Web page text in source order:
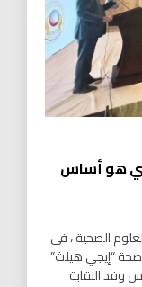
هو أساس
الصحية ، في
“إيجي هيلث”
وفد النقابة